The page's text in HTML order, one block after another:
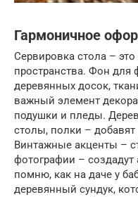
Гармоничное
Сервировка стола –
пространства. Фон
деревянных досок,
важный элемент
подушки и пледы.
столы, полки –
Винтажные акценты –
фотографии – создадут
помню, как на даче у
деревянный сундук,